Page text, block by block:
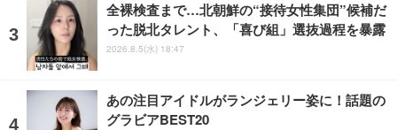
全裸検査まで…北朝鮮の“接待女性集団”候補だ
った脱北タレント、「喜び組」選抜過程を暴露
2026.8.5(水) 18:47
あの注目アイドルがランジェリー姿に！話題の
グラビアBEST20